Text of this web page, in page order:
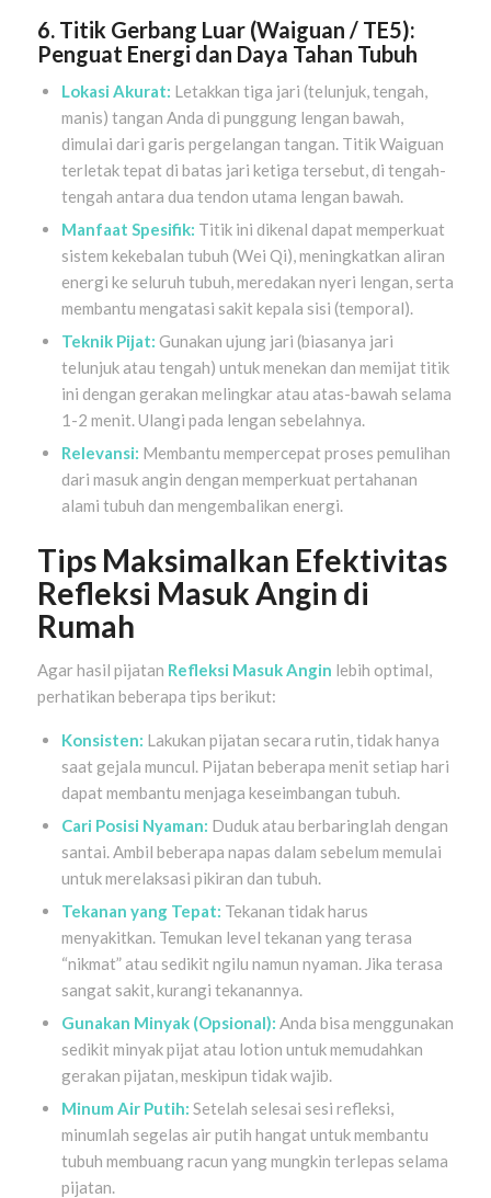
6. Titik Gerbang Luar (Waiguan / TE5):
Penguat Energi dan Daya Tahan Tubuh
Lokasi Akurat: Letakkan tiga jari (telunjuk, tengah,
manis) tangan Anda di punggung lengan bawah,
dimulai dari garis pergelangan tangan. Titik Waiguan
terletak tepat di batas jari ketiga tersebut, di tengah-
tengah antara dua tendon utama lengan bawah.
Manfaat Spesifik: Titik ini dikenal dapat memperkuat
sistem kekebalan tubuh (Wei Qi), meningkatkan aliran
energi ke seluruh tubuh, meredakan nyeri lengan, serta
membantu mengatasi sakit kepala sisi (temporal).
Teknik Pijat: Gunakan ujung jari (biasanya jari
telunjuk atau tengah) untuk menekan dan memijat titik
ini dengan gerakan melingkar atau atas-bawah selama
1-2 menit. Ulangi pada lengan sebelahnya.
Relevansi: Membantu mempercepat proses pemulihan
dari masuk angin dengan memperkuat pertahanan
alami tubuh dan mengembalikan energi.
Tips Maksimalkan Efektivitas
Refleksi Masuk Angin di
Rumah
Agar hasil pijatan Refleksi Masuk Angin lebih optimal,
perhatikan beberapa tips berikut:
Konsisten: Lakukan pijatan secara rutin, tidak hanya
saat gejala muncul. Pijatan beberapa menit setiap hari
dapat membantu menjaga keseimbangan tubuh.
Cari Posisi Nyaman: Duduk atau berbaringlah dengan
santai. Ambil beberapa napas dalam sebelum memulai
untuk merelaksasi pikiran dan tubuh.
Tekanan yang Tepat: Tekanan tidak harus
menyakitkan. Temukan level tekanan yang terasa
“nikmat” atau sedikit ngilu namun nyaman. Jika terasa
sangat sakit, kurangi tekanannya.
Gunakan Minyak (Opsional): Anda bisa menggunakan
sedikit minyak pijat atau lotion untuk memudahkan
gerakan pijatan, meskipun tidak wajib.
Minum Air Putih: Setelah selesai sesi refleksi,
minumlah segelas air putih hangat untuk membantu
tubuh membuang racun yang mungkin terlepas selama
pijatan.